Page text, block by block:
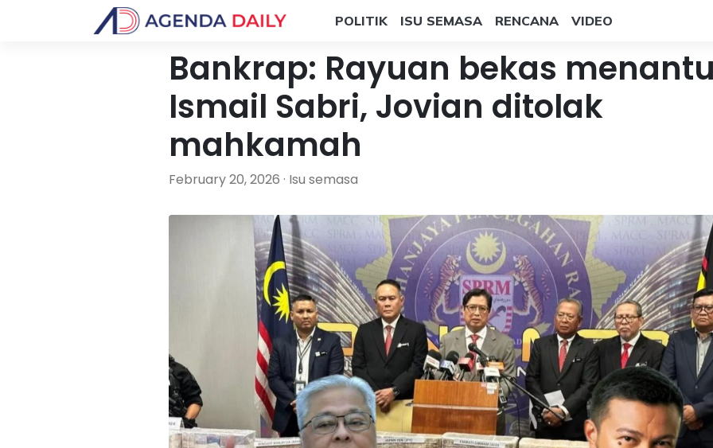
POLITIK ISU SEMASA RENCANA VIDEO
Bankrap: Rayuan bekas menantu
Ismail Sabri, Jovian ditolak
mahkamah
February 20, 2026 · Isu semasa